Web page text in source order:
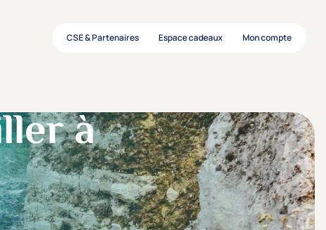
CSE & Partenaires Espace cadeaux Mon compte
à